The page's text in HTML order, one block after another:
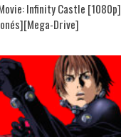
Infinity Castle [1080p]
Drive]